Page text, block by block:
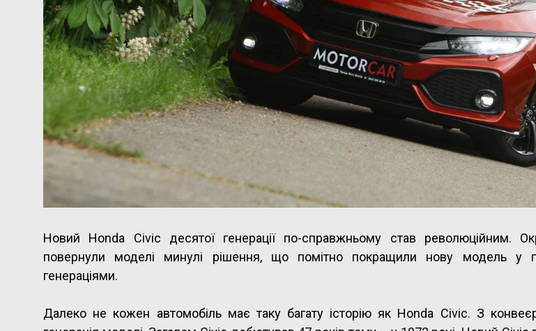
Новий Honda Civic десятої генерації по-справжньому став революційним.
повернули моделі минулі рішення, що помітно покращили нову модель у
генераціями.
Далеко не кожен автомобіль має таку багату історію як Honda Civic. З